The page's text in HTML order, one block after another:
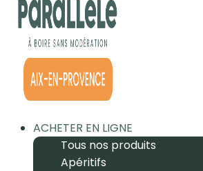
ACHETER EN LIGNE
Tous nos produits
Apéritifs